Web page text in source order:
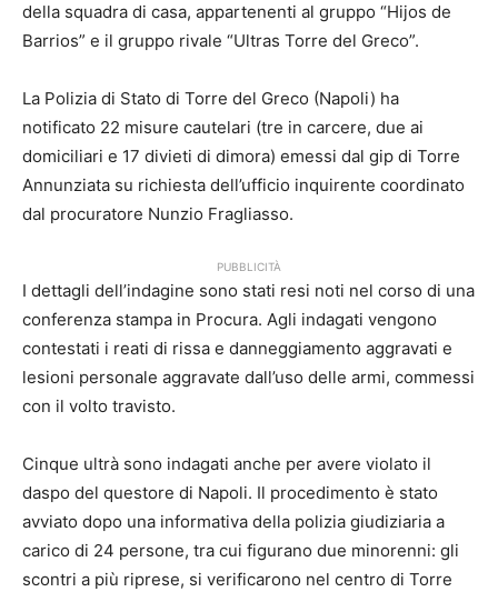
della squadra di casa, appartenenti al gruppo “Hijos de
Barrios” e il gruppo rivale “Ultras Torre del Greco”.
La Polizia di Stato di Torre del Greco (Napoli) ha
notificato 22 misure cautelari (tre in carcere, due ai
domiciliari e 17 divieti di dimora) emessi dal gip di Torre
Annunziata su richiesta dell’ufficio inquirente coordinato
dal procuratore Nunzio Fragliasso.
PUBBLICITÀ
I dettagli dell’indagine sono stati resi noti nel corso di una
conferenza stampa in Procura. Agli indagati vengono
contestati i reati di rissa e danneggiamento aggravati e
lesioni personale aggravate dall’uso delle armi, commessi
con il volto travisto.
Cinque ultrà sono indagati anche per avere violato il
daspo del questore di Napoli. Il procedimento è stato
avviato dopo una informativa della polizia giudiziaria a
carico di 24 persone, tra cui figurano due minorenni: gli
scontri a più riprese, si verificarono nel centro di Torre